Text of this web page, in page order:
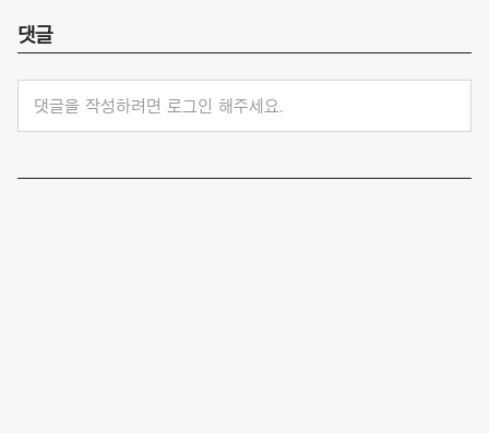
댓글
댓글을 작성하려면 로그인 해주세요.